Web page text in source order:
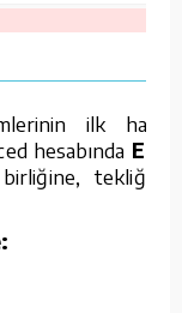
ilk harfi,
hesabında Elif;
tekliğine